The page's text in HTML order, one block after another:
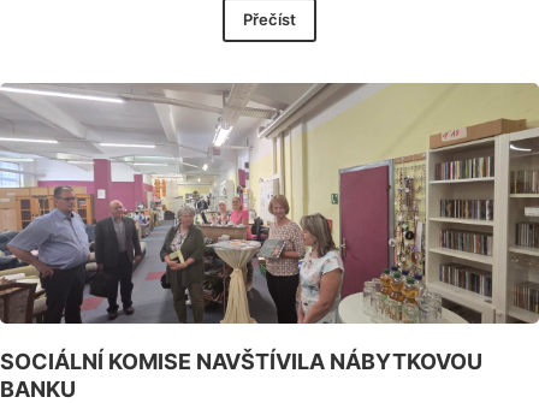
Přečíst
SOCIÁLNÍ KOMISE NAVŠTÍVILA NÁBYTKOVOU
BANKU